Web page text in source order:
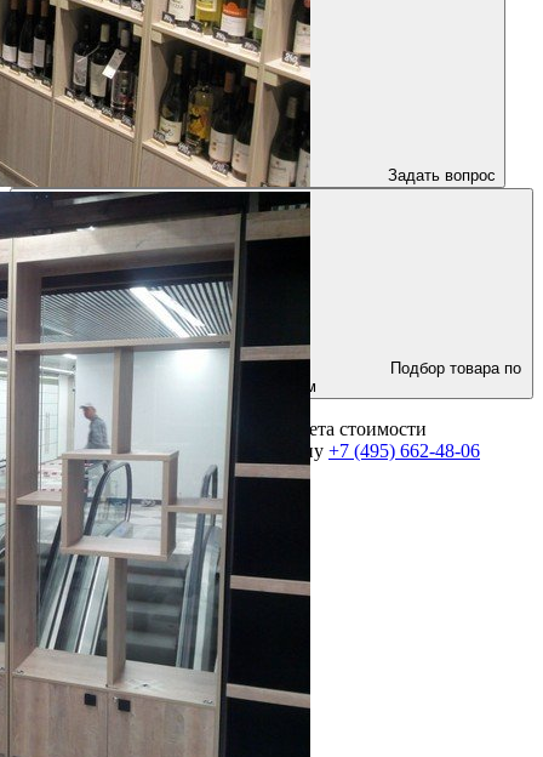
Задать вопрос
параметрам
Для получения консультации и расчета стоимости
оборудования позвоните по телефону +7 (495) 662-48-06
Выполнено более 2000 проектов!
Посмотреть портфолио